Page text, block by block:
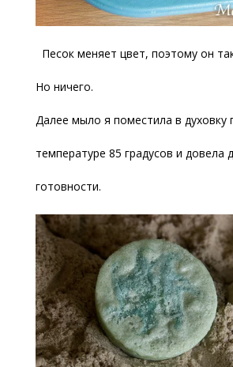
Песок меняет цвет, поэтому он
Но ничего.
Далее мыло я поместила в духовку
температуре 85 градусов и довела
готовности.